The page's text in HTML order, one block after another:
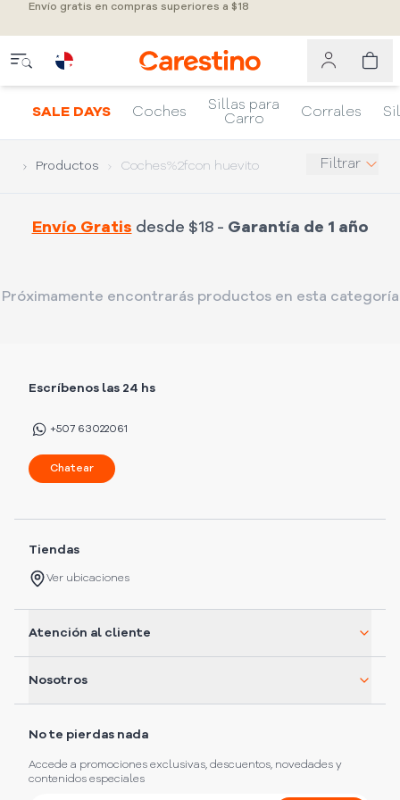
Envío gratis en compras superiores a $18
SALE DAYS Coches
Sillas para
Carro
Corrales
Productos Coches%2fcon huevito Filtrar
Envío Gratis desde $18 - Garantía de 1 año
Próximamente encontrarás productos en esta categoría
Escríbenos las 24 hs
+507 63022061
Chatear
Tiendas
Ver ubicaciones
Atención al cliente
Nosotros
No te pierdas nada
Accede a promociones exclusivas, descuentos, novedades y
contenidos especiales